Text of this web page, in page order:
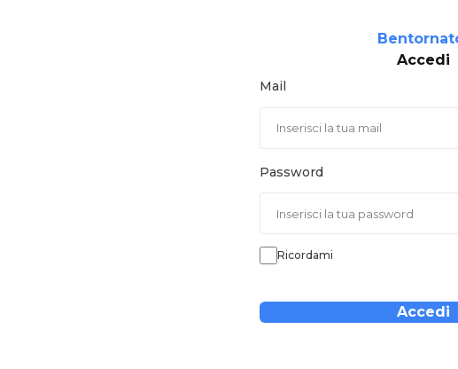
Accedi
Mail
Password
Ricordami
Accedi